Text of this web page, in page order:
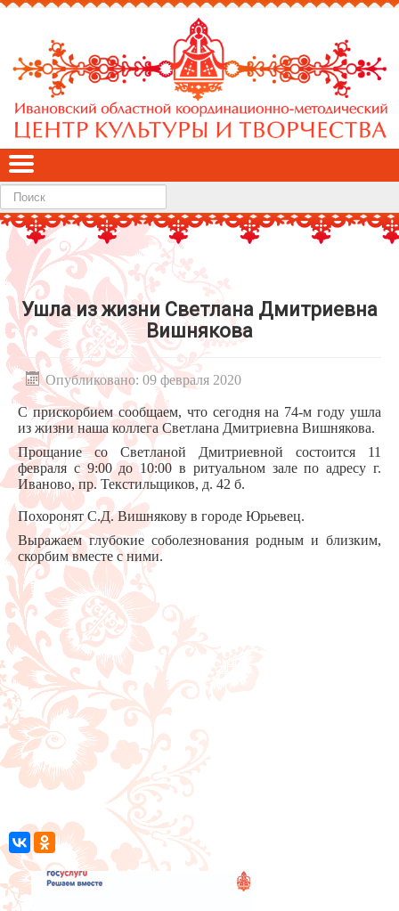
Найти
Ушла из жизни Светлана Дмитриевна
Вишнякова
Опубликовано: 09 февраля 2020
С прискорбием сообщаем, что сегодня на 74-м году ушла
из жизни наша коллега Светлана Дмитриевна Вишнякова.
Прощание со Светланой Дмитриевной состоится 11
февраля с 9:00 до 10:00 в ритуальном зале по адресу г.
Иваново, пр. Текстильщиков, д. 42 б.
Похоронят С.Д. Вишнякову в городе Юрьевец.
Выражаем глубокие соболезнования родным и близким,
скорбим вместе с ними.